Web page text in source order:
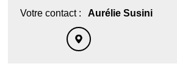
Votre contact :
Aurélie Susini